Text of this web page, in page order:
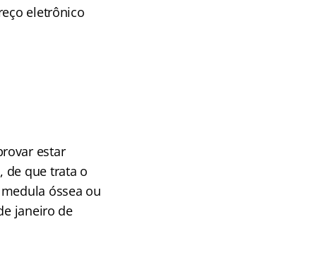
eletrônico
estar
de que trata o
óssea ou
janeiro de